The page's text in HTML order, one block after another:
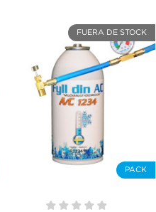
PACK
FUERA DE STOCK